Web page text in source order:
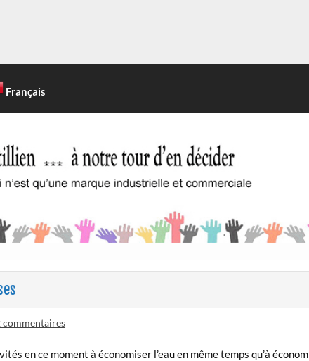
Français
commentaires
en ce moment à économiser l’eau en même temps qu’à